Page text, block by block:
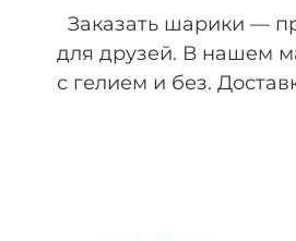
Заказать шарики —
для друзей. В нашем
с гелием и без.